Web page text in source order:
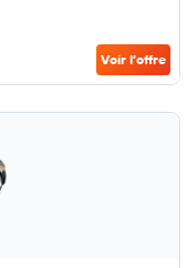
Voir l’offre